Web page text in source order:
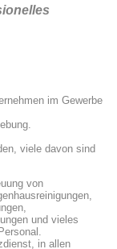
im Gewerbe
viele davon sind
von
und vieles
in allen